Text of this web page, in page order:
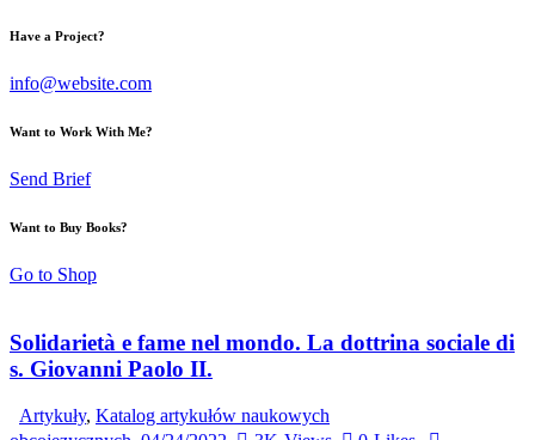
Have a Project?
info@website.com
Want to Work With Me?
Send Brief
Want to Buy Books?
Go to Shop
Solidarietà e fame nel mondo. La dottrina sociale di
s. Giovanni Paolo II.
Artykuły, Katalog artykułów naukowych